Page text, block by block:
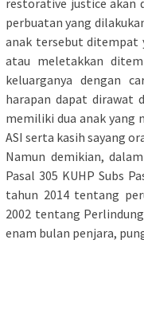
restorative justice akan
perbuatan yang
anak tersebut ditempat
atau meletakkan
keluarganya dengan
harapan dapat dirawat
memiliki dua anak yang
ASI serta kasih sayang
Namun demikian,
Pasal 305 KUHP Subs
tahun 2014 tentang
2002 tentang
enam bulan penjara,